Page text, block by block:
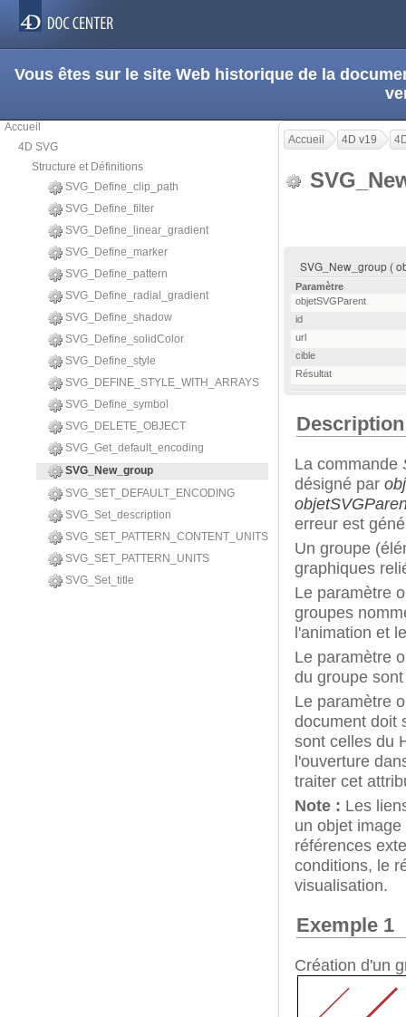
Vous êtes sur le site Web historique de la
Accueil
4D SVG
Structure et Définitions
SVG_Define_clip_path
SVG_Define_filter
SVG_Define_linear_gradient
SVG_Define_marker
SVG_Define_pattern
SVG_Define_radial_gradient
SVG_Define_shadow
SVG_Define_solidColor
SVG_Define_style
SVG_DEFINE_STYLE_WITH_ARRAYS
SVG_Define_symbol
SVG_DELETE_OBJECT
SVG_Get_default_encoding
SVG_New_group
SVG_SET_DEFAULT_ENCODING
SVG_Set_description
SVG_SET_PATTERN_CONTENT_UNITS
SVG_SET_PATTERN_UNITS
SVG_Set_title
Accueil 4D v19
SVG_New_group (
Paramètre
objetSVGParent
id
url
cible
Résultat
Description
La commande
désigné par
erreur est
Un groupe
graphiques
Le paramètre
groupes
l'animation et
Le paramètre
du groupe
Le paramètre
document doit
sont celles du
l'ouverture
traiter cet
Note : Les
un objet
références
conditions, le
visualisation.
Exemple 1
Création d'un